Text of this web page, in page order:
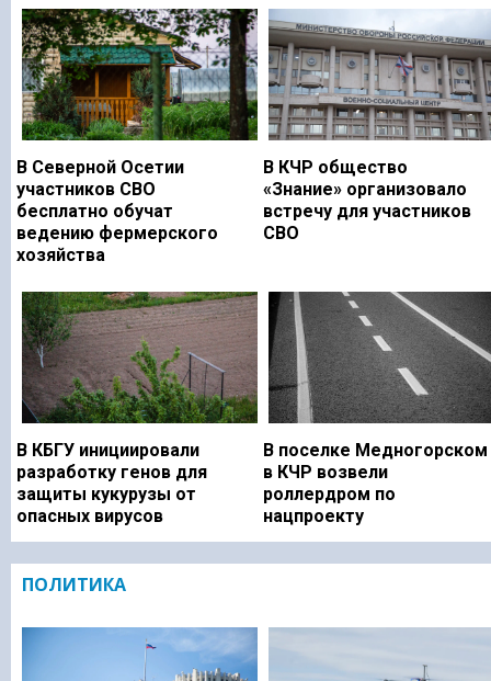
В Северной Осетии
участников СВО
бесплатно обучат
ведению фермерского
хозяйства
В КЧР общество
«Знание» организовало
встречу для участников
СВО
В КБГУ инициировали
разработку генов для
защиты кукурузы от
опасных вирусов
В поселке Медногорском
в КЧР возвели
роллердром по
нацпроекту
ПОЛИТИКА